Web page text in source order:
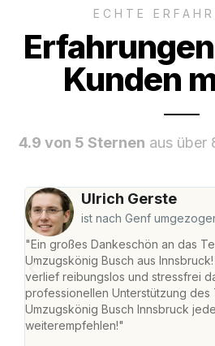
ECHTE
Kunden
4.9 von 5 Sternen aus über
Ulrich Gerste
ist nach Genf
"Ein großes Dankeschön an das
Umzugskönig Busch aus
verlief reibungslos und stressfrei
professionellen Unterstützung des
Umzugskönig Busch Innsbruck
weiterempfehlen!"